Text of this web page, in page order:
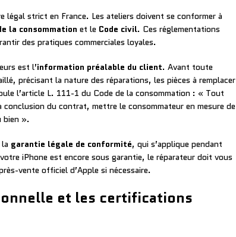
légal strict en France. Les ateliers doivent se conformer à
la consommation et le Code civil. Ces réglementations
des pratiques commerciales loyales.
est l’information préalable du client. Avant toute
précisant la nature des réparations, les pièces à remplacer
l’article L. 111-1 du Code de la consommation : « Tout
du contrat, mettre le consommateur en mesure de
bien ».
garantie légale de conformité, qui s’applique pendant
iPhone est encore sous garantie, le réparateur doit vous
vente officiel d’Apple si nécessaire.
et les certifications